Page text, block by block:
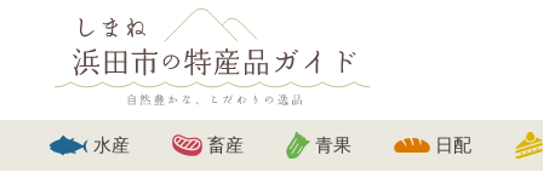
水産 畜産 青果 日配